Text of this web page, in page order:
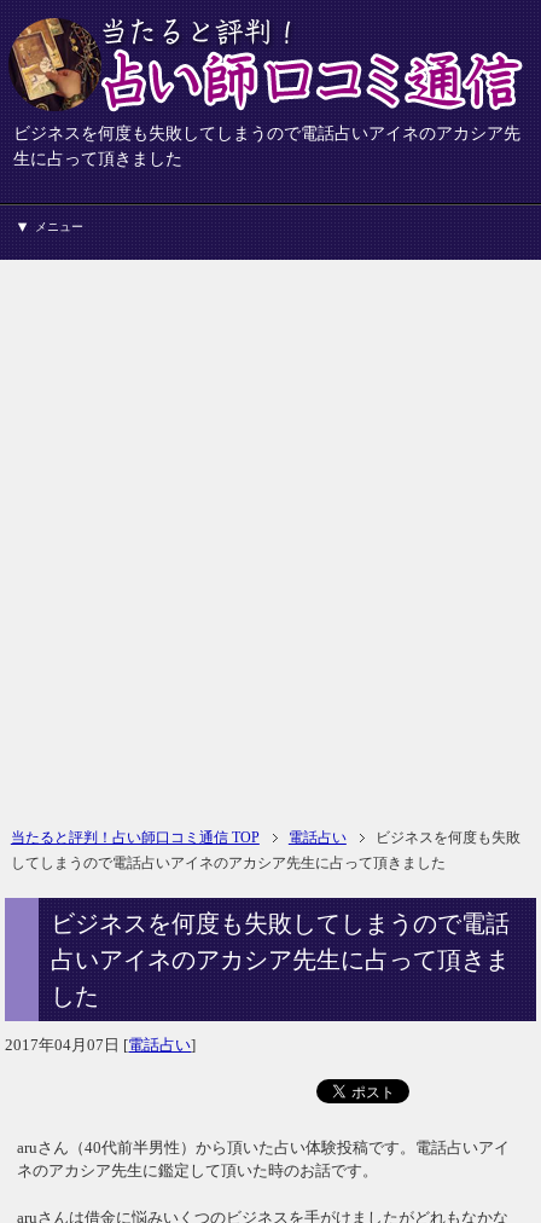
ビジネスを何度も失敗してしまうので電話占いアイネのアカシア先
生に占って頂きました
メニュー
当たると評判！占い師口コミ通信 TOP 電話占い
ビジネスを何度も失敗
してしまうので電話占いアイネのアカシア先生に占って頂きました
ビジネスを何度も失敗してしまうので電話
占いアイネのアカシア先生に占って頂きま
した
2017年04月07日 [電話占い]
aruさん（40代前半男性）から頂いた占い体験投稿です。電話占いアイ
ネのアカシア先生に鑑定して頂いた時のお話です。
aruさんは借金に悩みいくつのビジネスを手がけましたがどれもなかな